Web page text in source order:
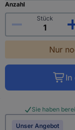
Anzahl
Stück
Nur
In
Sie haben
Unser Angebot